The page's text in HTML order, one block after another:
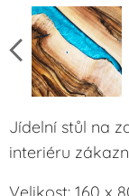
Jídelní stůl na
interiéru